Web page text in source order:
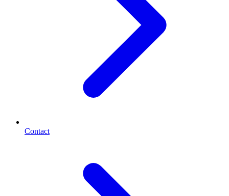
Contact